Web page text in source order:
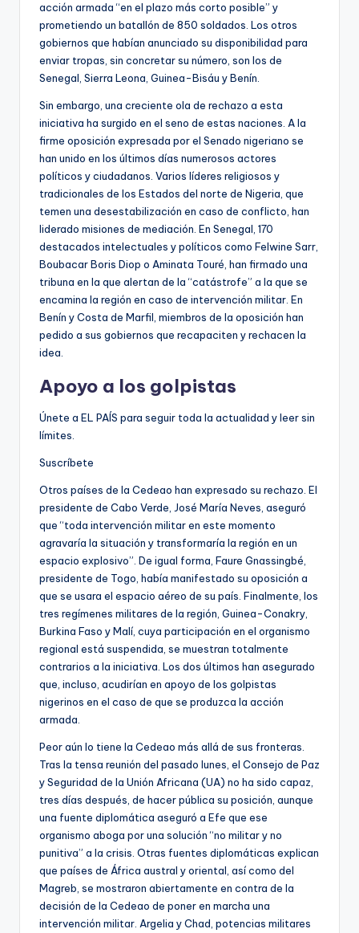
acción armada “en el plazo más corto posible” y
prometiendo un batallón de 850 soldados. Los otros
gobiernos que habían anunciado su disponibilidad para
enviar tropas, sin concretar su número, son los de
Senegal, Sierra Leona, Guinea-Bisáu y Benín.
Sin embargo, una creciente ola de rechazo a esta
iniciativa ha surgido en el seno de estas naciones. A la
firme oposición expresada por el Senado nigeriano se
han unido en los últimos días numerosos actores
políticos y ciudadanos. Varios líderes religiosos y
tradicionales de los Estados del norte de Nigeria, que
temen una desestabilización en caso de conflicto, han
liderado misiones de mediación. En Senegal, 170
destacados intelectuales y políticos como Felwine Sarr,
Boubacar Boris Diop o Aminata Touré, han firmado una
tribuna en la que alertan de la “catástrofe” a la que se
encamina la región en caso de intervención militar. En
Benín y Costa de Marfil, miembros de la oposición han
pedido a sus gobiernos que recapaciten y rechacen la
idea.
Apoyo a los golpistas
Únete a EL PAÍS para seguir toda la actualidad y leer sin
límites.
Suscríbete
Otros países de la Cedeao han expresado su rechazo. El
presidente de Cabo Verde, José María Neves, aseguró
que “toda intervención militar en este momento
agravaría la situación y transformaría la región en un
espacio explosivo”. De igual forma, Faure Gnassingbé,
presidente de Togo, había manifestado su oposición a
que se usara el espacio aéreo de su país. Finalmente, los
tres regímenes militares de la región, Guinea-Conakry,
Burkina Faso y Malí, cuya participación en el organismo
regional está suspendida, se muestran totalmente
contrarios a la iniciativa. Los dos últimos han asegurado
que, incluso, acudirían en apoyo de los golpistas
nigerinos en el caso de que se produzca la acción
armada.
Peor aún lo tiene la Cedeao más allá de sus fronteras.
Tras la tensa reunión del pasado lunes, el Consejo de Paz
y Seguridad de la Unión Africana (UA) no ha sido capaz,
tres días después, de hacer pública su posición, aunque
una fuente diplomática aseguró a Efe que ese
organismo aboga por una solución “no militar y no
punitiva” a la crisis. Otras fuentes diplomáticas explican
que países de África austral y oriental, así como del
Magreb, se mostraron abiertamente en contra de la
decisión de la Cedeao de poner en marcha una
intervención militar. Argelia y Chad, potencias militares